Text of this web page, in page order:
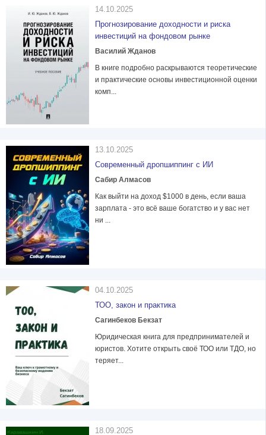
14.10.2025
Прогнозирование доходности и риска
инвестиций на фондовом рынке
Василий Жданов
В книге подробно раскрываются теоретические
и практические основы инвестиционной оценки
комп...
13.10.2025
Современный дропшиппинг с ИИ
Сабир Алмасов
Как выйти на доход $1000 в день, если ваша
зарплата - это всё ваше богатство и у вас нет
ни ...
04.10.2025
ТОО, закон и практика
Сагинбеков Бекзат
Юридическая книга для предпринимателей и
юристов. Хотите открыть своё ТОО или ТДО, но
теряет...
18.09.2025